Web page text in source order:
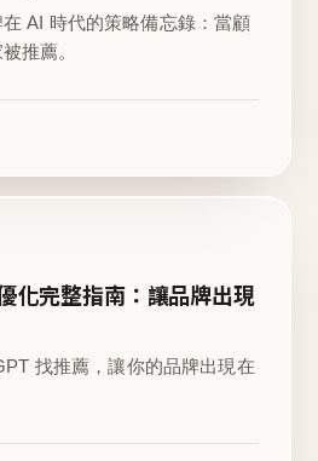
AI 時代的策略備忘錄：當顧
推薦。
化完整指南：讓品牌出現
找推薦，讓你的品牌出現在